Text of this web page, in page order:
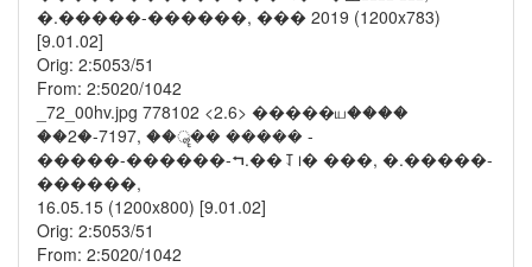
�.�����-������, ��� 2019 (1200x783)
[9.01.02]
Orig: 2:5053/51
From: 2:5020/1042
_72_00hv.jpg 778102 <2.6> �����ய����
��2�-7197, ��ॣ�� ����� -
�����-������-⮢.��⥡᪨� ���, �.�����-
������,
16.05.15 (1200x800) [9.01.02]
Orig: 2:5053/51
From: 2:5020/1042